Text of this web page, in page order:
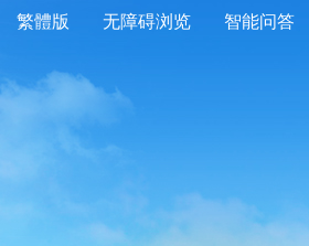
繁體版 无障碍浏览 智能问答